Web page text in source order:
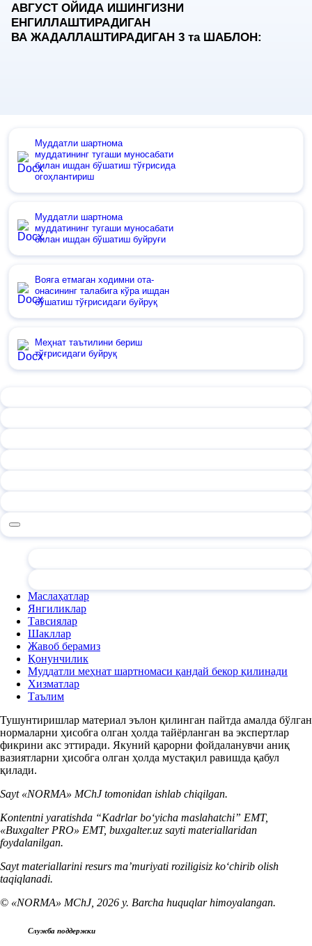
АВГУСТ ОЙИДА ИШИНГИЗНИ
ЕНГИЛЛАШТИРАДИГАН
ВА ЖАДАЛЛАШТИРАДИГАН 3 таШАБЛОН:
Муддатли шартнома
муддатининг тугаши муносабати
билан ишдан бўшатиш тўғрисида
огоҳлантириш
Муддатли шартнома
муддатининг тугаши муносабати
билан ишдан бўшатиш буйруғи
Вояга етмаган ходимни ота-
онасининг талабига кўра ишдан
бўшатиш тўғрисидаги буйруқ
Меҳнат таътилини бериш
тўғрисидаги буйруқ
Маслаҳатлар
Янгиликлар
Тавсиялар
Шакллар
Жавоб берамиз
Қонунчилик
Муддатли меҳнат шартномаси қандай бекор қилинади
Хизматлар
Таълим
Тушунтиришлар материал эълон қилинган пайтда амалда бўлган
нормаларни ҳисобга олган ҳолда тайёрланган ва экспертлар
фикрини акс эттиради. Якуний қарорни фойдаланувчи аниқ
вазиятларни ҳисобга олган ҳолда мустақил равишда қабул
қилади.
Sayt «NORMA» MChJ tomonidan ishlab chiqilgan.
Kontentni yaratishda “Kadrlar boʻyicha maslahatchi” EMT,
«Buxgalter PRO» EMT, buxgalter.uz sayti materiallaridan
foydalanilgan.
Sayt materiallarini resurs ma’muriyati roziligisiz koʻchirib olish
taqiqlanadi.
© «NORMA» MChJ, 2026 y. Barcha huquqlar himoyalangan.
Служба поддержки